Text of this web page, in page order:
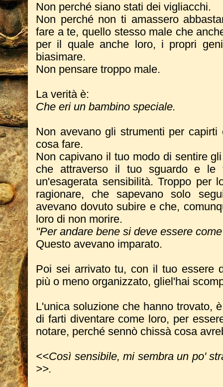
Non perché siano stati dei vigliacchi.
Non perché non ti amassero
fare a te, quello stesso male che
per il quale anche loro, i propri
biasimare.
Non pensare troppo male.
La verità è:
Che eri un bambino speciale.
Non avevano gli strumenti per
cosa fare.
Non capivano il tuo modo di sentire
che attraverso il tuo sguardo e le
un'esagerata sensibilità. Troppo per
ragionare, che sapevano solo
avevano dovuto subire e che,
loro di non morire.
"Per andare bene si deve essere
Questo avevano imparato.
Poi sei arrivato tu, con il tuo essere
più o meno organizzato, gliel'hai
L'unica soluzione che hanno trovato,
di farti diventare come loro, per
notare, perché sennò chissà cosa
<<Così sensibile, mi sembra un po'
>>.